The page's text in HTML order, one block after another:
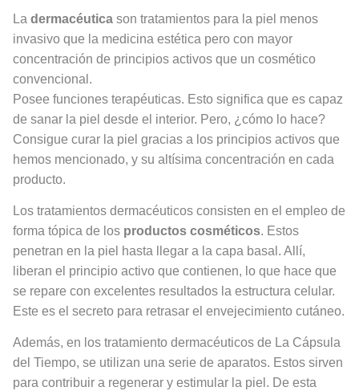
La dermacéutica son tratamientos para la piel menos
invasivo que la medicina estética pero con mayor
concentración de principios activos que un cosmético
convencional.
Posee funciones terapéuticas. Esto significa que es capaz
de sanar la piel desde el interior. Pero, ¿cómo lo hace?
Consigue curar la piel gracias a los principios activos que
hemos mencionado, y su altísima concentración en cada
producto.
Los tratamientos dermacéuticos consisten en el empleo de
forma tópica de los productos cosméticos. Estos
penetran en la piel hasta llegar a la capa basal. Allí,
liberan el principio activo que contienen, lo que hace que
se repare con excelentes resultados la estructura celular.
Este es el secreto para retrasar el envejecimiento cutáneo.
Además, en los tratamiento dermacéuticos de La Cápsula
del Tiempo, se utilizan una serie de aparatos. Estos sirven
para contribuir a regenerar y estimular la piel. De esta